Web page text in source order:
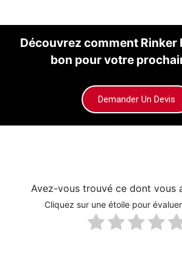
Découvrez comment Rinker
bon pour votre
Demander Un Devis
Avez-vous trouvé ce dont vous
Cliquez sur une étoile pour